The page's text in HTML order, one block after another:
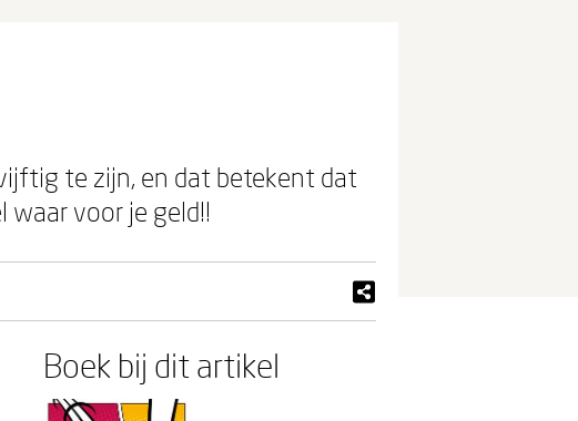
te zijn, en dat betekent dat
voor je geld!!
Boek bij dit artikel